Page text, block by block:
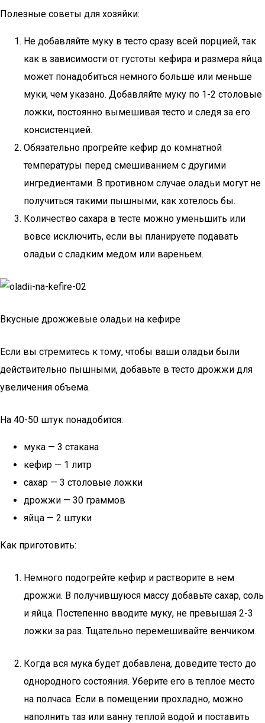
Полезные советы для хозяйки:
Не добавляйте муку в тесто сразу всей порцией, так
как в зависимости от густоты кефира и размера яйца
может понадобиться немного больше или меньше
муки, чем указано. Добавляйте муку по 1-2 столовые
ложки, постоянно вымешивая тесто и следя за его
консистенцией.
Обязательно прогрейте кефир до комнатной
температуры перед смешиванием с другими
ингредиентами. В противном случае оладьи могут не
получиться такими пышными, как хотелось бы.
Количество сахара в тесте можно уменьшить или
вовсе исключить, если вы планируете подавать
оладьи с сладким медом или вареньем.
Вкусные дрожжевые оладьи на кефире
Если вы стремитесь к тому, чтобы ваши оладьи были
действительно пышными, добавьте в тесто дрожжи для
увеличения объема.
На 40-50 штук понадобится:
мука — 3 стакана
кефир — 1 литр
сахар — 3 столовые ложки
дрожжи — 30 граммов
яйца — 2 штуки
Как приготовить:
Немного подогрейте кефир и растворите в нем
дрожжи. В получившуюся массу добавьте сахар, соль
и яйца. Постепенно вводите муку, не превышая 2-3
ложки за раз. Тщательно перемешивайте венчиком.
Когда вся мука будет добавлена, доведите тесто до
однородного состояния. Уберите его в теплое место
на полчаса. Если в помещении прохладно, можно
наполнить таз или ванну теплой водой и поставить